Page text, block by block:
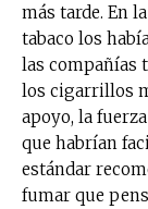
más tarde. En
tabaco los
las compañías
los cigarrillos
apoyo, la
que habrían
estándar
fumar que